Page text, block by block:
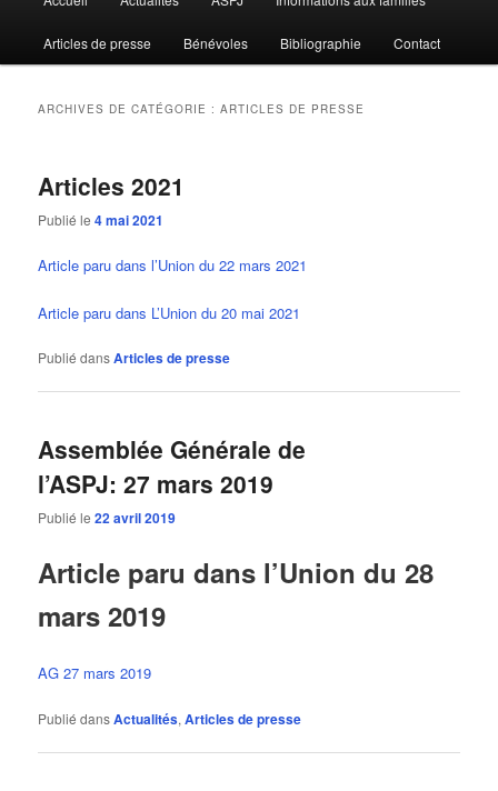
principal
Articles de presse Bénévoles Bibliographie Contact
ARCHIVES DE CATÉGORIE :ARTICLES DE PRESSE
Articles 2021
Publié le4 mai 2021
Article paru dans l’Union du 22 mars 2021
Article paru dans L’Union du 20 mai 2021
Publié dansArticles de presse
Assemblée Générale de
l’ASPJ: 27 mars 2019
Publié le22 avril 2019
Article paru dans l’Union du 28
mars 2019
AG 27 mars 2019
Publié dansActualités,Articles de presse